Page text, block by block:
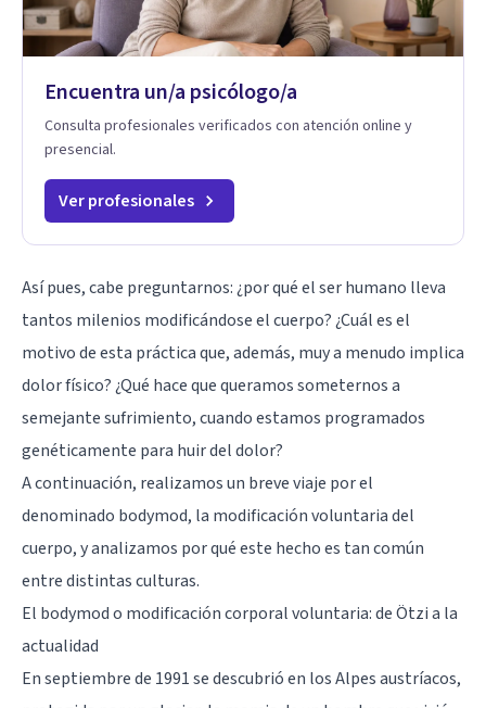
Encuentra un/a psicólogo/a
Consulta profesionales verificados con atención online y
presencial.
Ver profesionales
Así pues, cabe preguntarnos: ¿por qué el ser humano lleva
tantos milenios modificándose el cuerpo? ¿Cuál es el
motivo de esta práctica que, además, muy a menudo implica
dolor físico? ¿Qué hace que queramos someternos a
semejante sufrimiento, cuando estamos programados
genéticamente para huir del dolor?
A continuación, realizamos un breve viaje por el
denominado bodymod, la modificación voluntaria del
cuerpo, y analizamos por qué este hecho es tan común
entre distintas culturas.
El bodymod o modificación corporal voluntaria: de Ötzi a la
actualidad
En septiembre de 1991 se descubrió en los Alpes austríacos,